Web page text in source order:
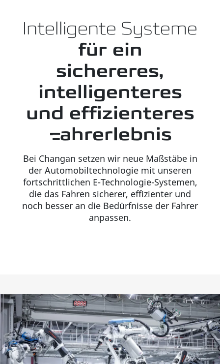
Intelligente Systeme
für ein
sichereres,
intelligenteres
und effizienteres
Fahrerlebnis
Bei Changan setzen wir neue Maßstäbe in
der Automobiltechnologie mit unseren
fortschrittlichen E-Technologie-Systemen,
die das Fahren sicherer, effizienter und
noch besser an die Bedürfnisse der Fahrer
anpassen.